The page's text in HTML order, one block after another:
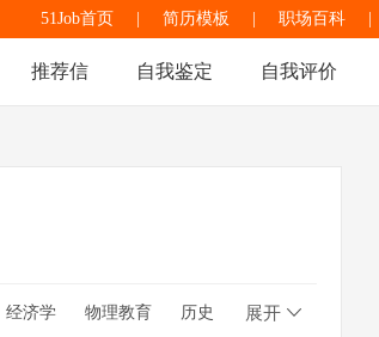
51Job首页 简历模板 职场百科
推荐信 自我鉴定 自我评价
经济学 物理教育 历史 展开